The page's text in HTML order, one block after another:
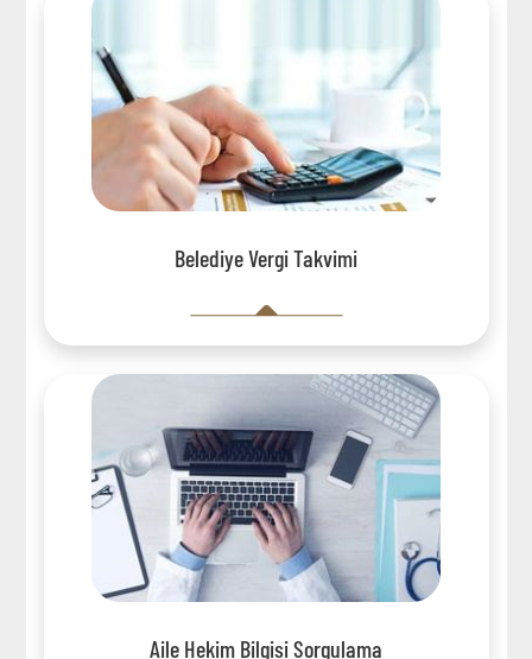
Belediye Vergi Takvimi
Aile Hekim Bilgisi Sorgulama